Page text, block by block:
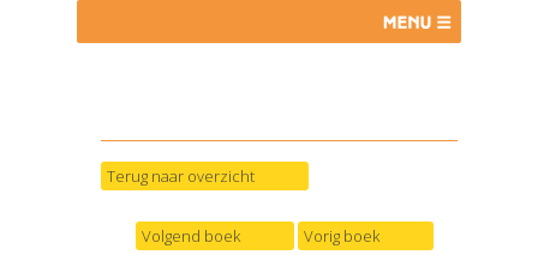
Terug naar overzicht
Volgend boek Vorig boek